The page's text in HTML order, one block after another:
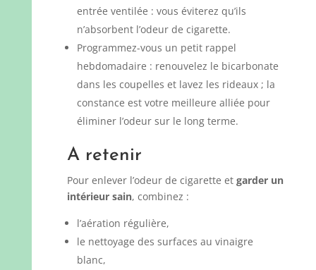
entrée ventilée : vous éviterez qu’ils
n’absorbent l’odeur de cigarette.
Programmez-vous un petit rappel
hebdomadaire : renouvelez le bicarbonate
dans les coupelles et lavez les rideaux ; la
constance est votre meilleure alliée pour
éliminer l’odeur sur le long terme.
A retenir
Pour enlever l’odeur de cigarette et garder un
intérieur sain, combinez :
l’aération régulière,
le nettoyage des surfaces au vinaigre
blanc,